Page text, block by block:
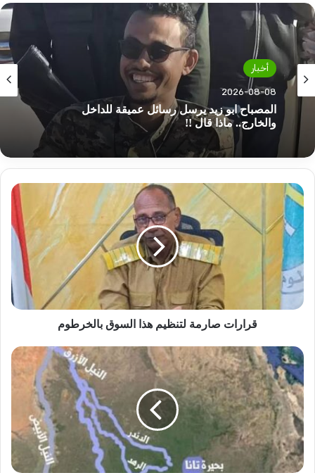
أخبار
2026-08-08
المصباح ابو زيد يرسل رسائل عميقة للداخل
والخارج.. ماذا قال !!
أخبار
2026-08-08
ناد مصري يكسب خدمات نجم منتخب السودان
قرارات
صارمة
لتنظيم
هذا
السوق
بالخرطوم
قرارات صارمة لتنظيم هذا السوق بالخرطوم
ترتيبات
عاجلة
لإفتتاح
مرفق
إقتصادي
مهم
بمنطقة
الدندر